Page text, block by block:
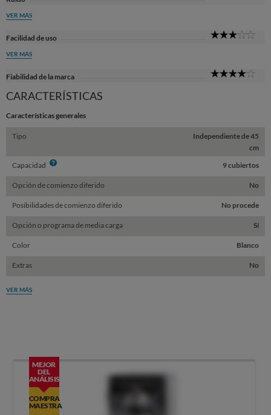
VER MÁS
Facilidad de uso
VER MÁS
Fiabilidad de la marca
CARACTERÍSTICAS
Características generales
Tipo
Independiente de 45
cm
Capacidad Info 9 cubiertos
Opción de comienzo diferido No
Posibilidades de comienzo diferido No procede
Opción o programa de media carga Sí
Color Blanco
Extras No
VER MÁS
MEJOR
DEL
ANÁLISIS
COMPRA
MAESTRA